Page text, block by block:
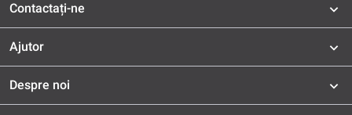
Contactați-ne
Ajutor
Despre noi